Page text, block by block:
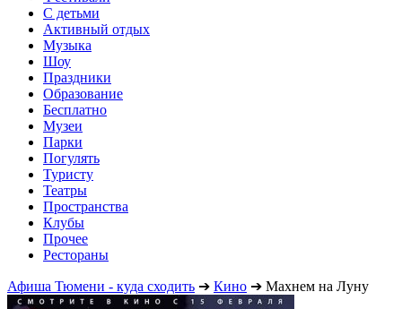
С детьми
Активный отдых
Музыка
Шоу
Праздники
Образование
Бесплатно
Музеи
Парки
Погулять
Туристу
Театры
Пространства
Клубы
Прочее
Рестораны
Афиша Тюмени - куда сходить ➔ Кино ➔ Махнем на Луну